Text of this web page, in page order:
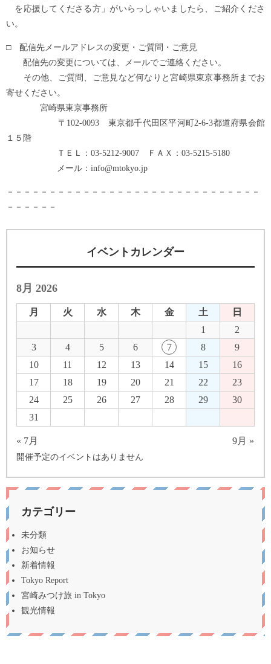
を応援してくださる方」がいらっしゃいましたら、ご紹介くださ
い。
□ 配信先メールアドレスの変更・ご質問・ご意見
配信先の変更については、メールでご連絡ください。
その他、ご質問、ご意見など何なりと宮崎県東京事務所までお
寄せください。
宮崎県東京事務所
〒102-0093 東京都千代田区平河町2-6-3都道府県会館
１５階
ＴＥＬ：03-5212-9007 ＦＡＸ：03-5215-5180
メール：info@mtokyo.jp
－－－－－－－－－－－－－－－－－－－－－－－－－－－－－－
－－－－－－
イベントカレンダー
8月 2026
月 火 水 木 金 土
日
1
2
3
4 5 6 7 8
9
10
11 12 13 14 15
16
17
18 19 20 21 22
23
24
25 26 27 28 29
30
31
« 7月 9月 »
開催予定のイベントはありません
カテゴリー
未分類
お知らせ
新着情報
Tokyo Report
宮崎みつけ旅 in Tokyo
観光情報